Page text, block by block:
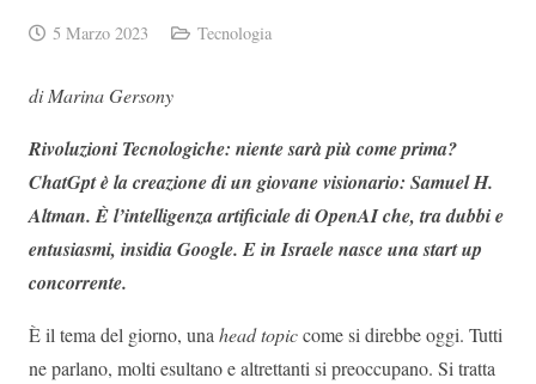
5 Marzo 2023 Tecnologia
di Marina Gersony
Rivoluzioni Tecnologiche: niente sarà più come prima?
ChatGpt è la creazione di un giovane visionario: Samuel H.
Altman. È l’intelligenza artificiale di OpenAI che, tra dubbi e
entusiasmi, insidia Google. E in Israele nasce una start up
concorrente.
È il tema del giorno, una head topiccome si direbbe oggi. Tutti
ne parlano, molti esultano e altrettanti si preoccupano. Si tratta